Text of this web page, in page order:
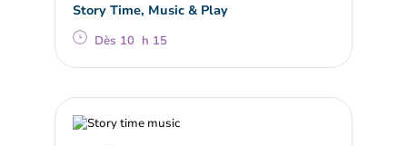
Story Time, Music & Play
Dès 10 h 15